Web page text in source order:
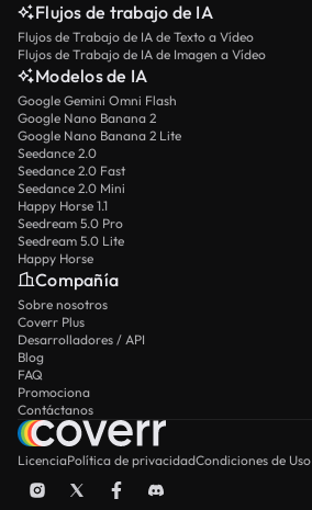
Flujos de trabajo de IA
Flujos de Trabajo de IA de Texto a Vídeo
Flujos de Trabajo de IA de Imagen a Vídeo
Modelos de IA
Google Gemini Omni Flash
Google Nano Banana 2
Google Nano Banana 2 Lite
Seedance 2.0
Seedance 2.0 Fast
Seedance 2.0 Mini
Happy Horse 1.1
Seedream 5.0 Pro
Seedream 5.0 Lite
Happy Horse
Compañía
Sobre nosotros
Coverr Plus
Desarrolladores / API
Blog
FAQ
Promociona
Contáctanos
LicenciaPolítica de privacidadCondiciones de Uso